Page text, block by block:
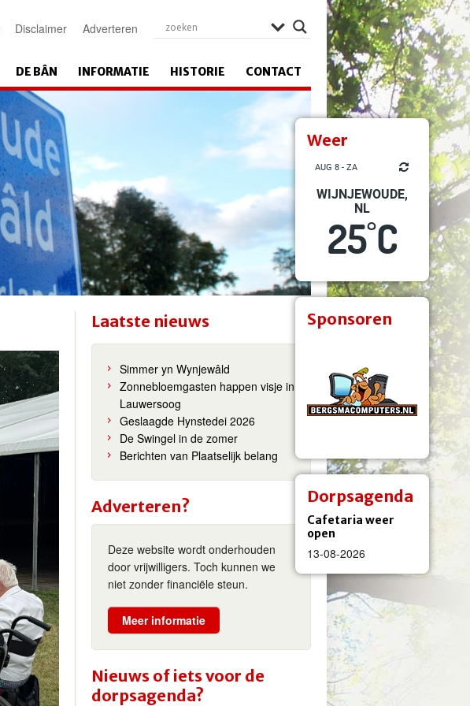
Weer
AUG 8 - ZA
WIJNJEWOUDE,
NL
25°C
Sponsoren
Dorpsagenda
Cafetaria weer
open
13-08-2026
Disclaimer Adverteren
DE BÂN INFORMATIE HISTORIE CONTACT
Laatste nieuws
Simmer yn Wynjewâld
Zonnebloemgasten happen visje in
Lauwersoog
Geslaagde Hynstedei 2026
De Swingel in de zomer
Berichten van Plaatselijk belang
Adverteren?
Deze website wordt onderhouden
door vrijwilligers. Toch kunnen we
niet zonder financiële steun.
Meer informatie
Nieuws of iets voor de
dorpsagenda?